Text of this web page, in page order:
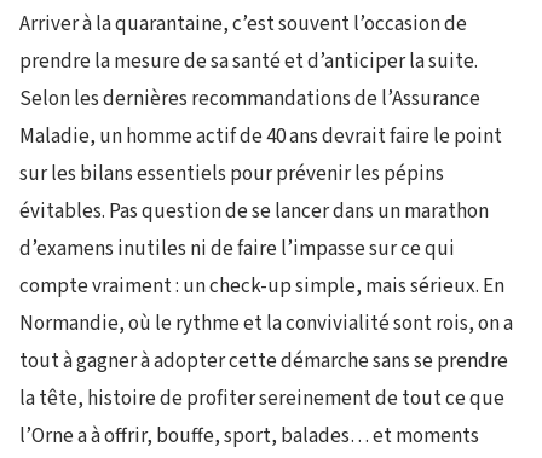
Arriver à la quarantaine, c’est souvent l’occasion de
prendre la mesure de sa santé et d’anticiper la suite.
Selon les dernières recommandations de l’Assurance
Maladie, un homme actif de 40 ans devrait faire le point
sur les bilans essentiels pour prévenir les pépins
évitables. Pas question de se lancer dans un marathon
d’examens inutiles ni de faire l’impasse sur ce qui
compte vraiment : un check-up simple, mais sérieux. En
Normandie, où le rythme et la convivialité sont rois, on a
tout à gagner à adopter cette démarche sans se prendre
la tête, histoire de profiter sereinement de tout ce que
l’Orne a à offrir, bouffe, sport, balades… et moments